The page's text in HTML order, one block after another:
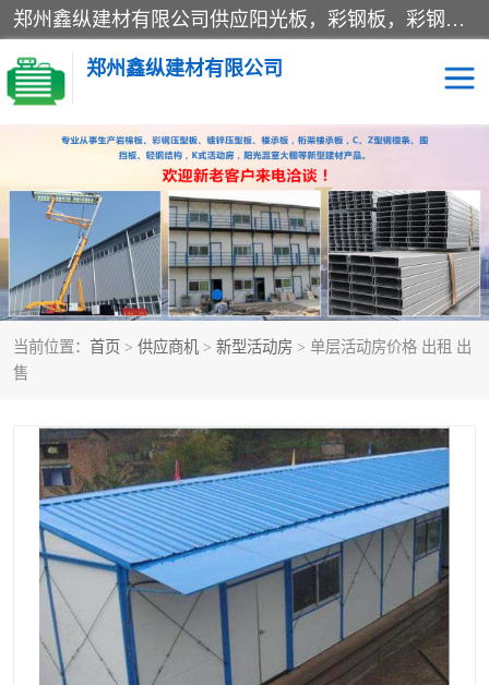
郑州鑫纵建材有限公司供应阳光板，彩钢板，彩钢钢构工程是一家集生产销售租赁安装于一体的企业，主要生产PC采光板，耐力板，仿古琉璃采光板，岩棉板、彩钢压型板、镀锌压型板、桁架楼承板，C、Z型钢檩条、围挡板、轻钢结构，阳光温室大棚等新型建材产品。公司旗下有多台移动式高空压瓦机租赁，承接全国各地业务，专业对外租赁各种型号压瓦机。
郑州鑫纵建材有限公司
当前位置： 首页 > 供应商机 > 新型活动房 > 单层活动房价格 出租 出
售
高空瓦机租赁 ASA合成树脂仿古瓦
CZ型钢 FRP采光板
PC多层板 PC耐力板
建筑围挡 楼层板
岩棉板 钢结构配件
围挡 彩钢板
生产加工单板复合围挡 市
政围挡